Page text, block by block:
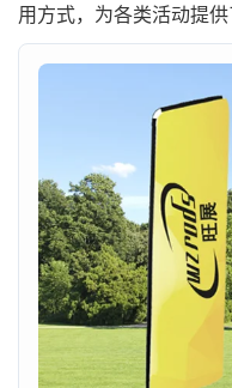
用方式，为各类活动提供